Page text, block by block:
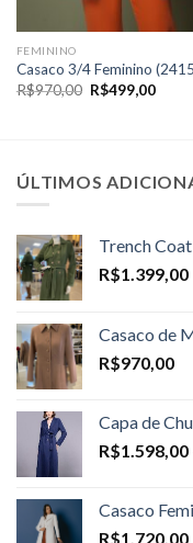
FEMININO
Casaco 3/4 Feminino
R$970,00 O
R$499,00O
ÚLTIMOS
Trench
R$1.399,00
Casaco de
R$970,00
Capa de
R$1.598,00
Casaco
R$1.720,00